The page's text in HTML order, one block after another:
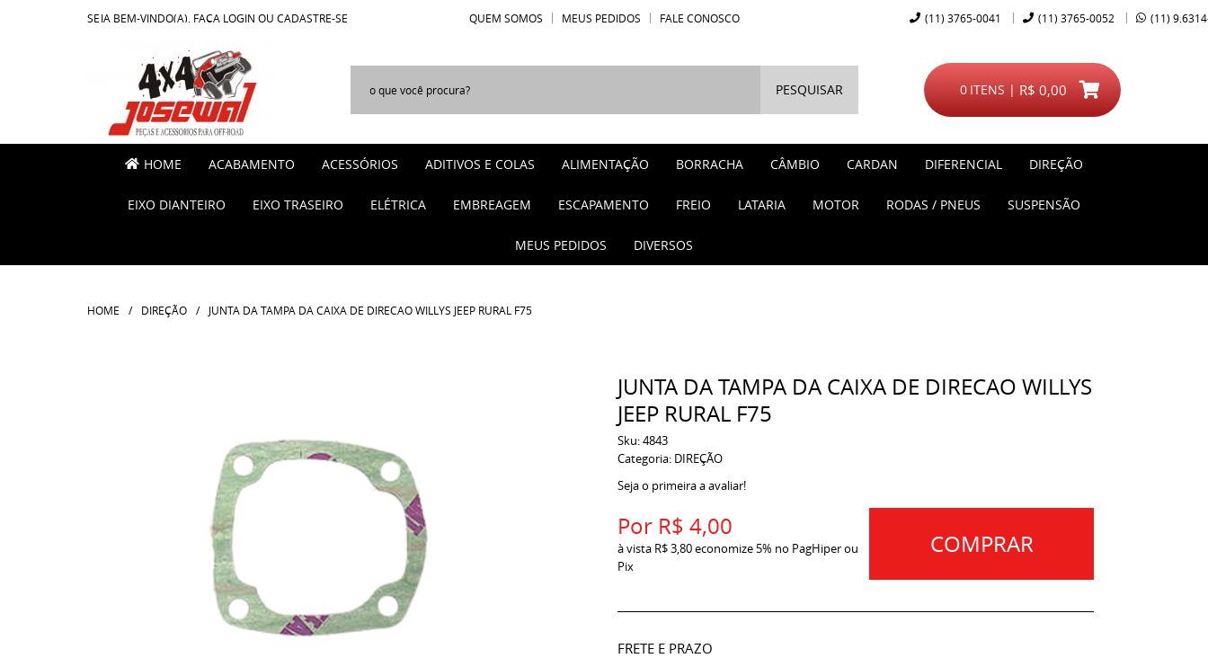
SEJA BEM-VINDO(A), FAÇA LOGIN OU CADASTRE-SE QUEM SOMOS MEUS PEDIDOS FALE CONOSCO (11) 3765-0041 (11) 3765-0052 (11)
PESQUISAR ITENS
0 R$ 0,00
HOME ACABAMENTO ACESSÓRIOS ADITIVOS E COLAS ALIMENTAÇÃO BORRACHA CÂMBIO CARDAN DIFERENCIAL DIREÇÃO
EIXO DIANTEIRO EIXO TRASEIRO ELÉTRICA EMBREAGEM ESCAPAMENTO FREIO LATARIA MOTOR RODAS / PNEUS SUSPENSÃO
MEUS PEDIDOS DIVERSOS
HOME DIREÇÃO JUNTA DA TAMPA DA CAIXA DE DIRECAO WILLYS JEEP RURAL F75
JUNTA DA TAMPA DA CAIXA DE DIRECAO WILLYS
JEEP RURAL F75
Sku:4843
Categoria: DIREÇÃO
Seja o primeira a avaliar!
Por R$ 4,00
à vista R$ 3,80economize 5% no PagHiper ou
Pix
COMPRAR
FRETE E PRAZO